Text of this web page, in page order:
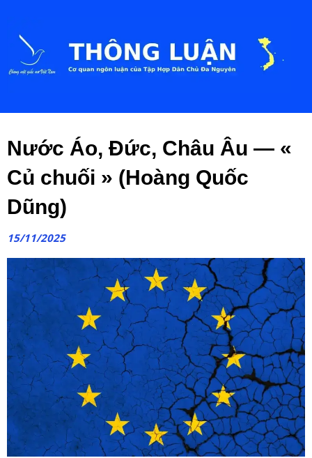
Nước Áo, Đức, Châu Âu — «
Củ chuối » (Hoàng Quốc
Dũng)
15/11/2025